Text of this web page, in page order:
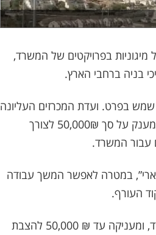
בפרויקטים של המשרד,
בניה ברחבי הארץ.
בפרט. ועדת המכרזים העליונה
של משרד הבינוי והשיכון אישרה השבוע הוראת שעה המאפשרת קבלת מענק על סך 50,000₪ לצורך
עבור המשרד.
במטרה לאפשר המשך עבודה
העורף.
הוראת השעה חלה על קבלנים המבצעים עבודות בפרויקטים של המשרד, ומעניקה עד ₪ 50,000 להצבת